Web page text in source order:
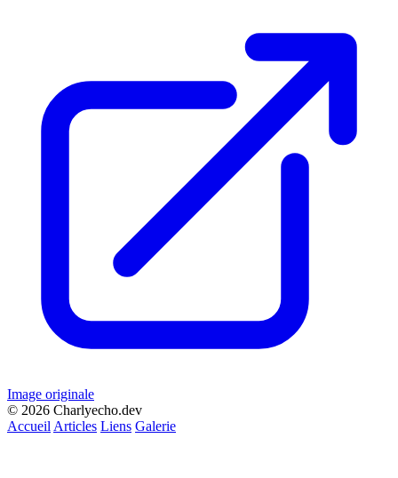
Image originale
© 2026 Charlyecho.dev
Accueil Articles Liens Galerie